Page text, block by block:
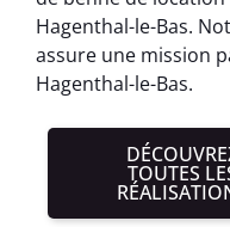
Hagenthal-le-Bas.
assure une mission
Hagenthal-le-Bas.
TOUTES